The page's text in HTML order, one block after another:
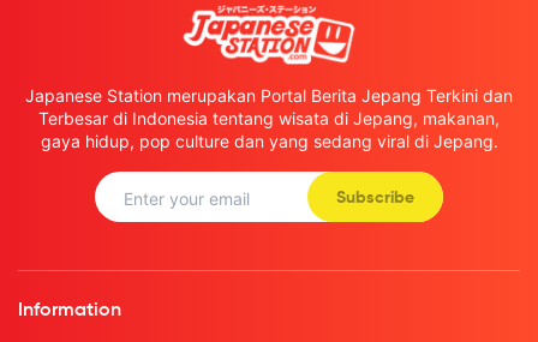
Japanese Station merupakan Portal Berita Jepang Terkini dan
Terbesar di Indonesia tentang wisata di Jepang, makanan,
gaya hidup, pop culture dan yang sedang viral di Jepang.
Subscribe
Information